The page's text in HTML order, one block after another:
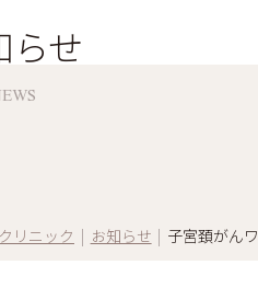
らせ
リニック | お知らせ | 子宮頚がん